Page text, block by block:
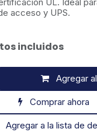
acceso y UPS.
incluidos
Agregar
Comprar ahora
Agregar a la lista de